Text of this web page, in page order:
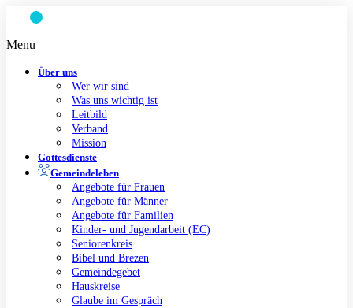
Inhalt
springen
Menu
Über uns
Wer wir sind
Was uns wichtig ist
Leitbild
Verband
Mission
Gottesdienste
Gemeindeleben
Angebote für Frauen
Angebote für Männer
Angebote für Familien
Kinder- und Jugendarbeit (EC)
Seniorenkreis
Bibel und Brezen
Gemeindegebet
Hauskreise
Glaube im Gespräch